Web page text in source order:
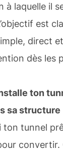
à laquelle il
est
direct
dès les
ton
sa structure
ton tunnel
convertir.